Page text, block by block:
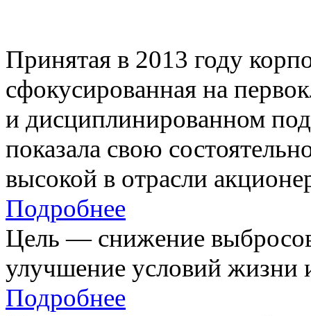
Принятая в 2013 году
сфокусированная на
и дисциплинированном
показала свою
высокой в отрасли
Подробнее
Цель — снижение
улучшение условий жизни
Подробнее